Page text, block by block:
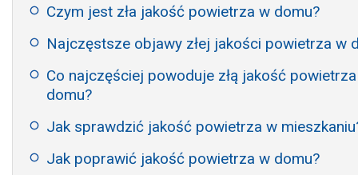
Czym jest zła jakość powietrza w domu?
Najczęstsze objawy złej jakości powietrza w
Co najczęściej powoduje złą jakość
domu?
Jak sprawdzić jakość powietrza w
Jak poprawić jakość powietrza w domu?